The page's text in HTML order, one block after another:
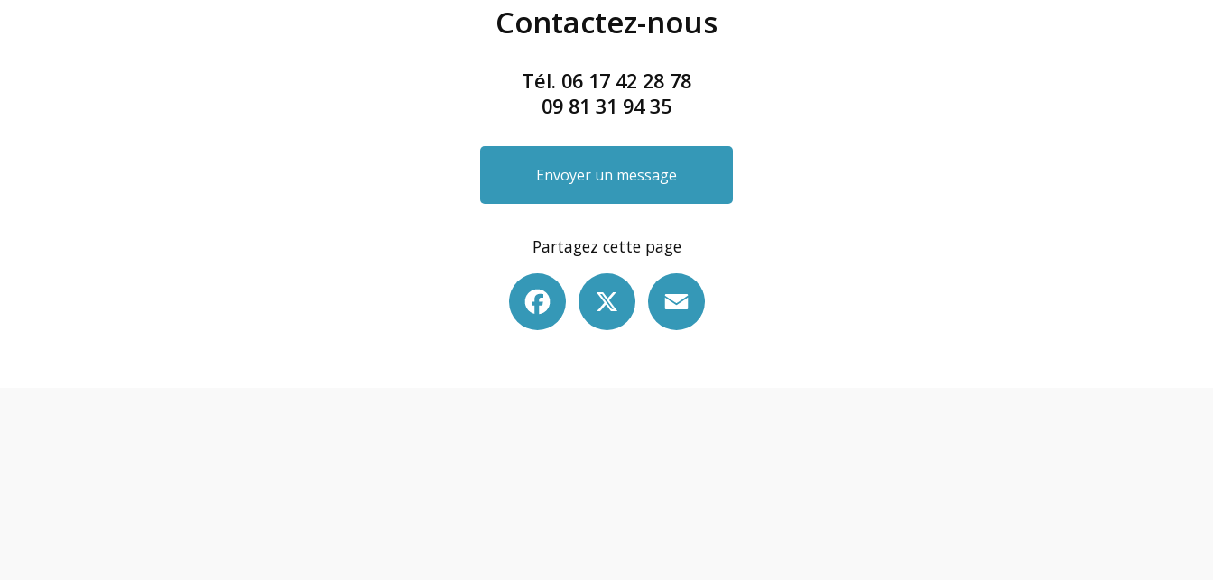
Contactez-nous
Tél. 06 17 42 28 78
09 81 31 94 35
Envoyer un message
Partagez cette page
Facebook